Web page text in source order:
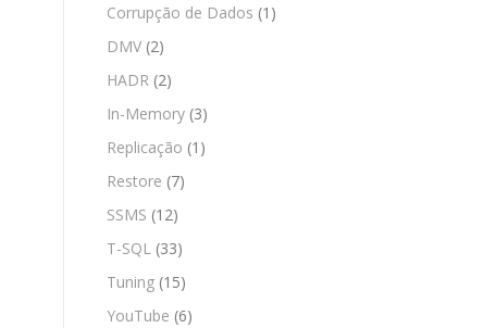
Corrupção de Dados (1)
DMV (2)
HADR (2)
In-Memory (3)
Replicação (1)
Restore (7)
SSMS (12)
T-SQL (33)
Tuning (15)
YouTube (6)